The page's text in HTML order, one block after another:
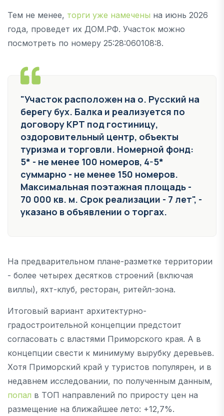
Тем не менее, торги уже намечены на июнь 2026
года, проведет их ДОМ.РФ. Участок можно
посмотреть по номеру 25:28:060108:8.
"Участок расположен на о. Русский на
берегу бух. Балка и реализуется по
договору КРТ под гостиницу,
оздоровительный центр, объекты
туризма и торговли. Номерной фонд:
5* - не менее 100 номеров, 4-5*
суммарно - не менее 150 номеров.
Максимальная поэтажная площадь -
70 000 кв. м. Срок реализации - 7 лет", -
указано в объявлении о торгах.
На предварительном плане-разметке территории
- более четырех десятков строений (включая
виллы), яхт-клуб, ресторан, ритейл-зона.
Итоговый вариант архитектурно-
градостроительной концепции предстоит
согласовать с властями Приморского края. А в
концепции свести к минимуму вырубку деревьев.
Хотя Приморский край у туристов популярен, и в
недавнем исследовании, по полученным данным,
попал в ТОП направлений по приросту цен на
размещение на ближайшее лето: +12,7%.